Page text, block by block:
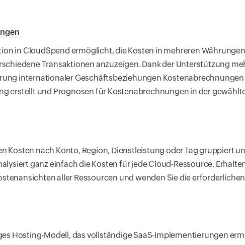
in CloudSpend ermöglicht, die Kosten in mehreren
Transaktionen anzuzeigen. Dank der Unterstützung
internationaler Geschäftsbeziehungen
erstellt und Prognosen für Kostenabrechnungen in der
Kosten nach Konto, Region, Dienstleistung oder Tag gruppiert
ganz einfach die Kosten für jede Cloud-Ressource.
aller Ressourcen und wenden Sie die erforderlichen
Hosting-Modell, das vollständige SaaS-Implementierungen